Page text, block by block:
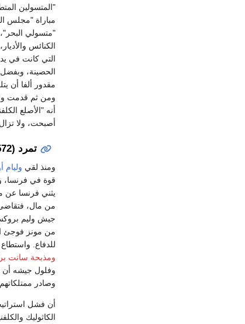
"المتسولين
الكنائس
التي كانت في يد
الحصينة،
مقدور ألفا أن
أنه "الأصلع
أصبحت، ولا
تمرد (1572-1576)
ومنذ لقي وليام
يثني فرنسا عن
جيش وليم
من مونز فوجئ
للدفاع.
ومذبحة سانت
وفلول جيشه أن
وصادر ممتلكاتهم
أن فشل
الكاثوليك